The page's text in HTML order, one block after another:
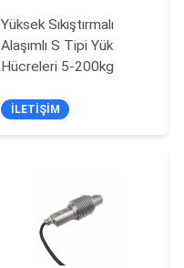
Yüksek Sıkıştırmalı
Alaşımlı S Tipi Yük
Hücreleri 5-200kg
İLETIŞIM